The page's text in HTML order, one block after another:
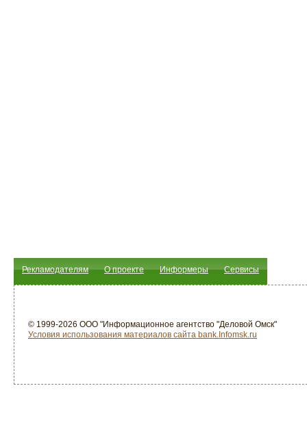
Рекламодателям О проекте Информеры Сервисы
© 1999-2026 ООО "Информационное агентство "Деловой Омск"
Условия использования материалов сайта bank.Infomsk.ru